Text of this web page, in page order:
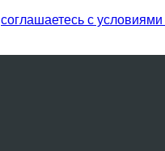
соглашаетесь с условиями